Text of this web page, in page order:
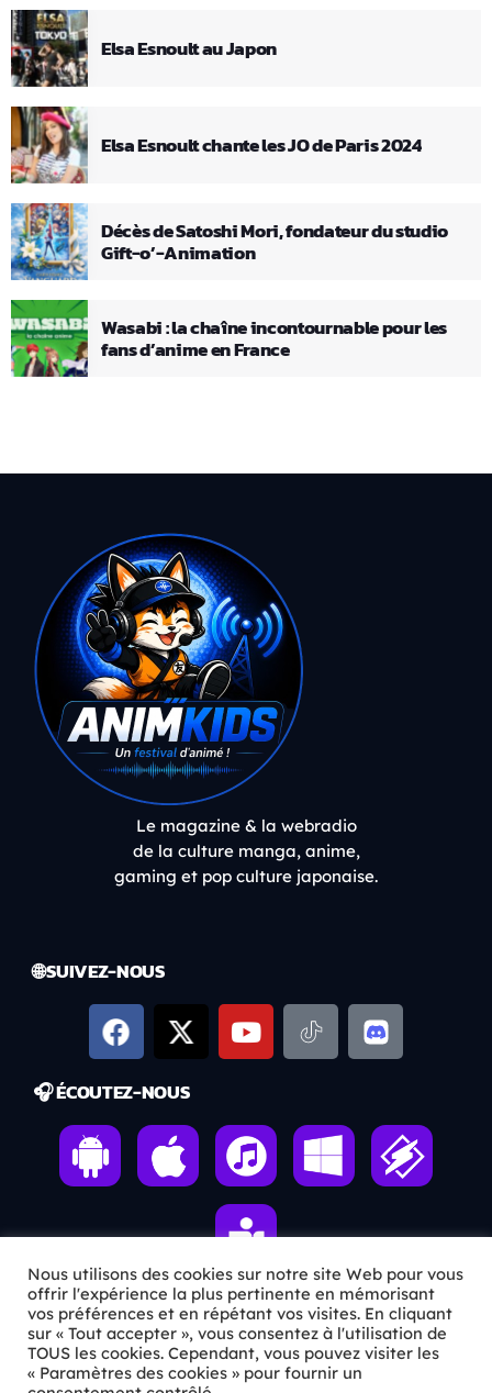
Elsa Esnoult au Japon
Elsa Esnoult chante les JO de Paris 2024
Décès de Satoshi Mori, fondateur du studio
Gift-o’-Animation
Wasabi : la chaîne incontournable pour les
fans d’anime en France
Le magazine & la webradio
de la culture manga, anime,
gaming et pop culture japonaise.
🌐 SUIVEZ-NOUS
🎧 ÉCOUTEZ-NOUS
ℹ️ INFOS PRATIQUES
✉️Contact
Nous utilisons des cookies sur notre site Web pour vous
offrir l'expérience la plus pertinente en mémorisant
vos préférences et en répétant vos visites. En cliquant
sur « Tout accepter », vous consentez à l'utilisation de
TOUS les cookies. Cependant, vous pouvez visiter les
« Paramètres des cookies » pour fournir un